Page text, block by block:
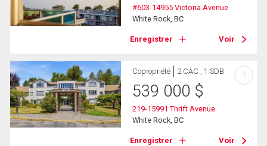
#603-14955 Victoria Avenue
White Rock, BC
Enregistrer Voir
Copropriété 2 CAC , 1 SDB
539 000 $
219-15991 Thrift Avenue
White Rock, BC
Enregistrer Voir
?